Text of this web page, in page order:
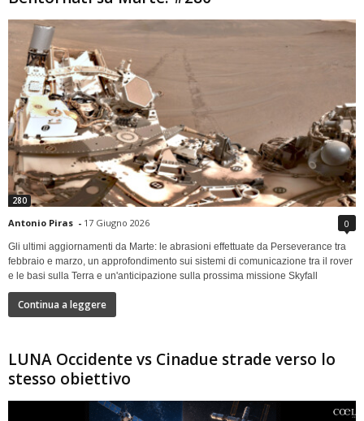
280
Antonio Piras - 17 Giugno 2026 0
Gli ultimi aggiornamenti da Marte: le abrasioni effettuate da Perseverance tra
febbraio e marzo, un approfondimento sui sistemi di comunicazione tra il rover
e le basi sulla Terra e un'anticipazione sulla prossima missione Skyfall
Continua a leggere
LUNA Occidente vs Cinadue strade verso lo
stesso obiettivo